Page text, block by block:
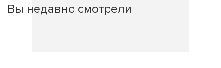
Вы недавно смотрели